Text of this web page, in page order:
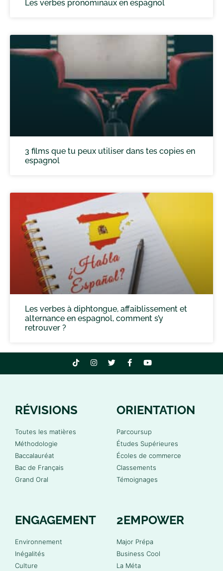
Les verbes pronominaux en espagnol
3 films que tu peux utiliser dans tes copies en
espagnol
Les verbes à diphtongue, affaiblissement et
alternance en espagnol, comment s’y
retrouver ?
RÉVISIONS
Toutes les matières
Méthodologie
Baccalauréat
Bac de Français
Grand Oral
ORIENTATION
Parcoursup
Études Supérieures
Écoles de commerce
Classements
Témoignages
ENGAGEMENT
Environnement
Inégalités
Culture
2EMPOWER
Major Prépa
Business Cool
La Méta